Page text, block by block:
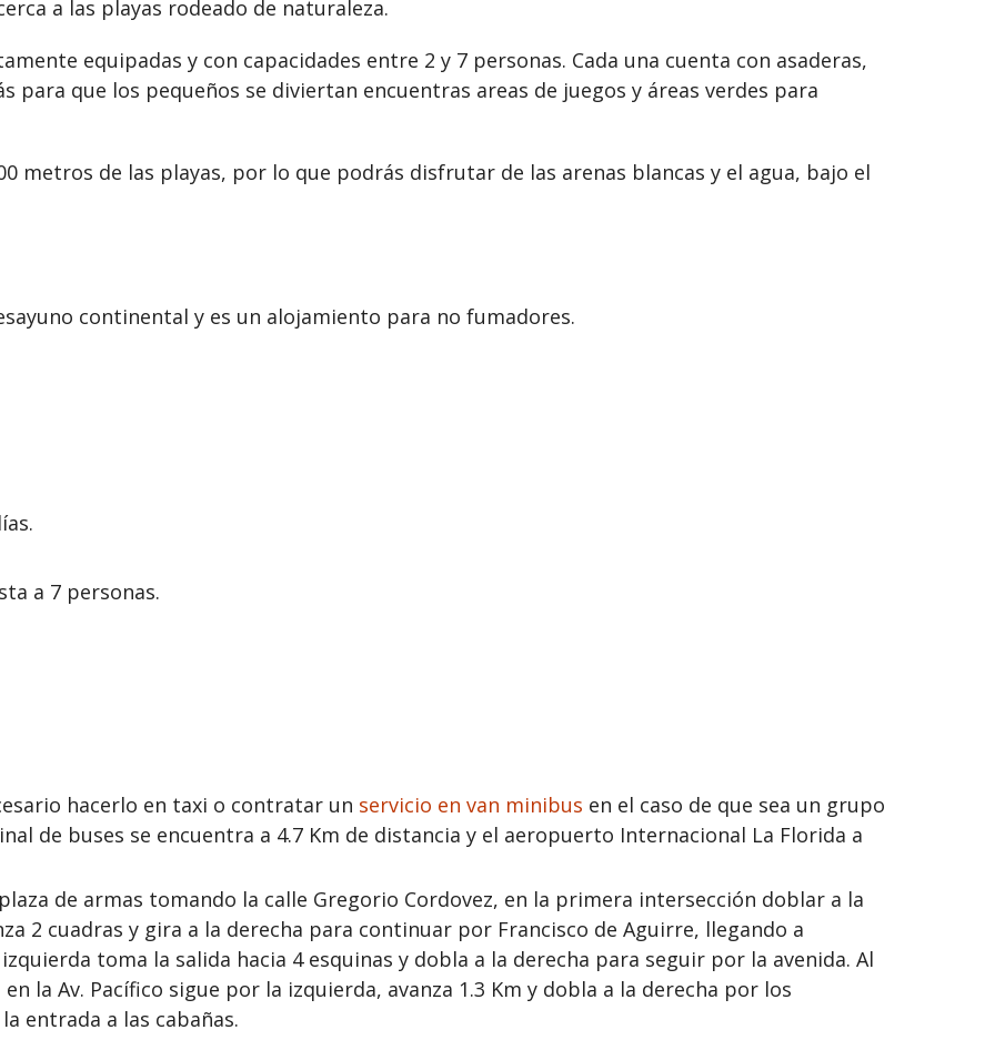
a las playas rodeado de naturaleza.
equipadas y con capacidades entre 2 y 7 personas. Cada una cuenta con asaderas,
para que los pequeños se diviertan encuentras areas de juegos y áreas verdes para
metros de las playas, por lo que podrás disfrutar de las arenas blancas y el agua, bajo el
continental y es un alojamiento para no fumadores.
a 7 personas.
hacerlo en taxi o contratar un servicio en van minibus en el caso de que sea un grupo
de buses se encuentra a 4.7 Km de distancia y el aeropuerto Internacional La Florida a
de armas tomando la calle Gregorio Cordovez, en la primera intersección doblar a la
2 cuadras y gira a la derecha para continuar por Francisco de Aguirre, llegando a
toma la salida hacia 4 esquinas y dobla a la derecha para seguir por la avenida. Al
la Av. Pacífico sigue por la izquierda, avanza 1.3 Km y dobla a la derecha por los
entrada a las cabañas.